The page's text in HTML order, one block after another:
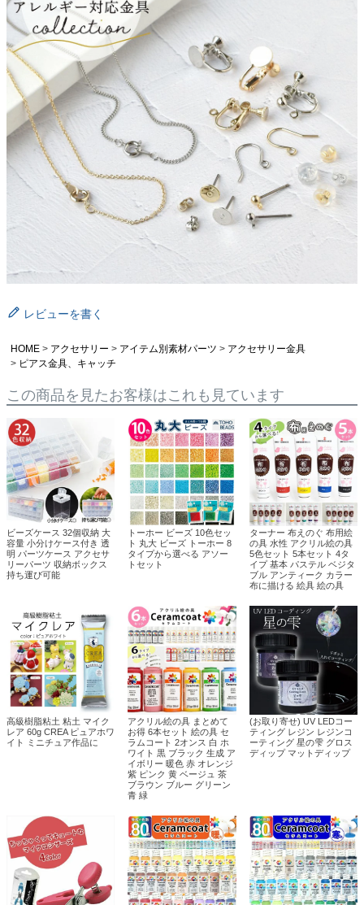
レビューを書く
HOME アクセサリー アイテム別素材パーツ
アクセサリー金具
ピアス金具、キャッチ
この商品を見たお客様はこれも見ています
ビーズケース 32個収納 大
容量 小分けケース付き 透
明 パーツケース アクセサ
リーパーツ 収納ボックス
持ち運び可能
トーホー ビーズ 10色セッ
ト 丸大 ビーズ トーホー 8
タイプから選べる アソー
トセット
ターナー 布えのぐ 布用絵
の具 水性 アクリル絵の具
5色セット 5本セット 4タ
イプ 基本 パステル ベジタ
ブル アンティーク カラー
布に描ける 絵具 絵の具
高級樹脂粘土 粘土 マイク
レア 60g CREA ピュアホワ
イト ミニチュア作品に
アクリル絵の具 まとめて
お得 6本セット 絵の具 セ
ラムコート 2オンス 白 ホ
ワイト 黒 ブラック 生成 ア
イボリー 暖色 赤 オレンジ
紫 ピンク 黄 ベージュ 茶
ブラウン ブルー グリーン
青 緑
(お取り寄せ) UV LEDコー
ティング レジン レジンコ
ーティング 星の雫 グロス
ディップ マットディップ